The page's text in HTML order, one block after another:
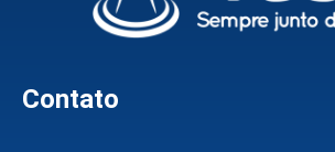
Contato